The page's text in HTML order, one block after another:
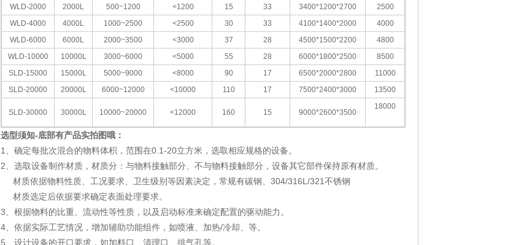
WLD-2000
2000L 500~1200 <1200 15 33 3400*1200*2700
2500
WLD-4000
4000L 1000~2500 <2500 30 33 4100*1400*2000
4000
WLD-6000
6000L 2000~3500 <3000 37 28 4500*1500*2200
4800
WLD-10000
10000L 3000~6000 <5000 55 28 6000*1800*2500
8500
SLD-15000
15000L 5000~9000 <8000 90 17 6500*2000*2800
11000
SLD-20000
20000L 6000~12000 <10000 110 17 7500*2400*3000 13500
SLD-30000 30000L 10000~20000 <12000 160 15 9000*2600*3500
18000
选型须知-底部有产品实拍图哦：
1、确定每批次混合的物料体积，范围在0.1-20立方米，选取相应规格的设备。
2、选取设备制作材质，材质分：与物料接触部分、不与物料接触部分，设备其它部件保持原有材质。
材质依据物料性质、工况要求、卫生级别等因素决定，常规有碳钢、304/316L/321不锈钢
材质选定后依据要求确定表面处理要求。
3、根据物料的比重、流动性等性质，以及启动标准来确定配置的驱动能力。
4、依据实际工艺情况，增加辅助功能组件，如喷液、加热/冷却、等。
5、设计设备的开口要求，如加料口、清理口、排气孔等。